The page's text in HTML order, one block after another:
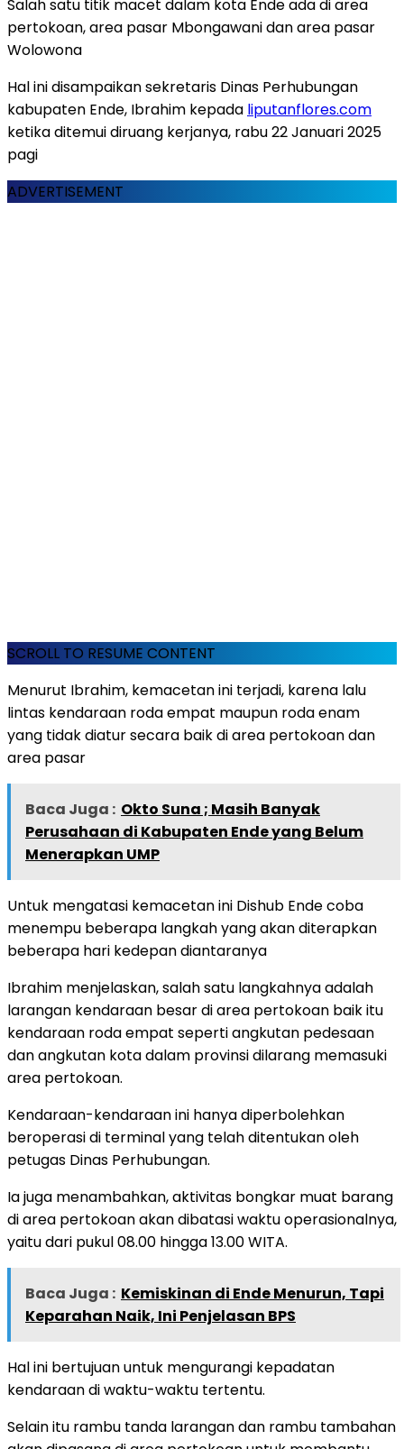
Salah satu titik macet dalam kota Ende ada di area
pertokoan, area pasar Mbongawani dan area pasar
Wolowona
Hal ini disampaikan sekretaris Dinas Perhubungan
kabupaten Ende, Ibrahim kepada liputanflores.com
ketika ditemui diruang kerjanya, rabu 22 Januari 2025
pagi
ADVERTISEMENT
SCROLL TO RESUME CONTENT
Menurut Ibrahim, kemacetan ini terjadi, karena lalu
lintas kendaraan roda empat maupun roda enam
yang tidak diatur secara baik di area pertokoan dan
area pasar
Baca Juga : Okto Suna ; Masih Banyak
Perusahaan di Kabupaten Ende yang Belum
Menerapkan UMP
Untuk mengatasi kemacetan ini Dishub Ende coba
menempu beberapa langkah yang akan diterapkan
beberapa hari kedepan diantaranya
Ibrahim menjelaskan, salah satu langkahnya adalah
larangan kendaraan besar di area pertokoan baik itu
kendaraan roda empat seperti angkutan pedesaan
dan angkutan kota dalam provinsi dilarang memasuki
area pertokoan.
Kendaraan-kendaraan ini hanya diperbolehkan
beroperasi di terminal yang telah ditentukan oleh
petugas Dinas Perhubungan.
Ia juga menambahkan, aktivitas bongkar muat barang
di area pertokoan akan dibatasi waktu operasionalnya,
yaitu dari pukul 08.00 hingga 13.00 WITA.
Baca Juga : Kemiskinan di Ende Menurun, Tapi
Keparahan Naik, Ini Penjelasan BPS
Hal ini bertujuan untuk mengurangi kepadatan
kendaraan di waktu-waktu tertentu.
Selain itu rambu tanda larangan dan rambu tambahan